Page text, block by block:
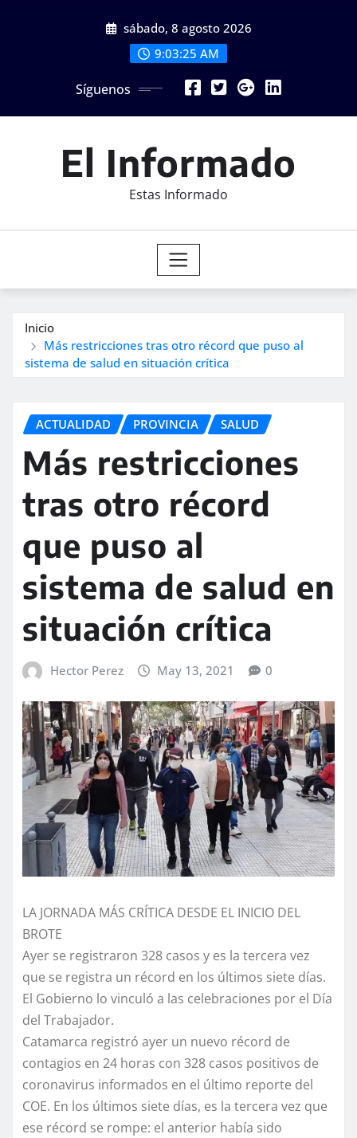
sábado, 8 agosto 2026
9:03:27 AM
Síguenos
El Informado
Estas Informado
Inicio
Más restricciones tras otro récord que puso al
sistema de salud en situación crítica
ACTUALIDAD PROVINCIA SALUD
Más restricciones
tras otro récord
que puso al
sistema de salud en
situación crítica
Hector Perez May 13, 2021 0
LA JORNADA MÁS CRÍTICA DESDE EL INICIO DEL
BROTE
Ayer se registraron 328 casos y es la tercera vez
que se registra un récord en los últimos siete días.
El Gobierno lo vinculó a las celebraciones por el Día
del Trabajador.
Catamarca registró ayer un nuevo récord de
contagios en 24 horas con 328 casos positivos de
coronavirus informados en el último reporte del
COE. En los últimos siete días, es la tercera vez que
ese récord se rompe: el anterior había sido